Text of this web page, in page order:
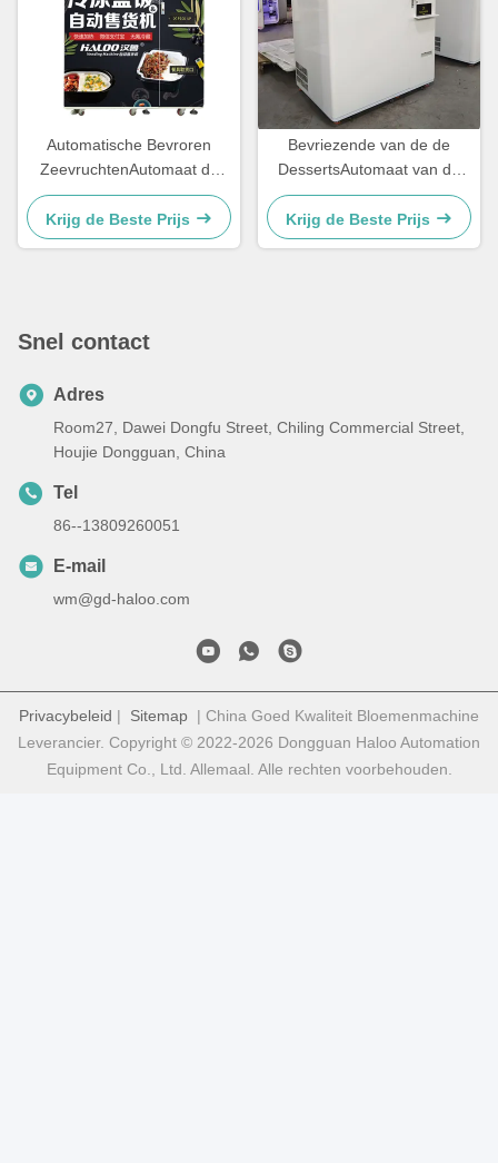
Automatische Bevroren
ZeevruchtenAutomaat de
DoosAutomaat van het
Visserijaas
Krijg de Beste Prijs
Bevriezende van de de
DessertsAutomaat van de
CakesAutomaat Bevroren
Bevroren de
KoekjesAutomaat
Krijg de Beste Prijs
Snel contact
Adres
Room27, Dawei Dongfu Street, Chiling Commercial Street,
Houjie Dongguan, China
Tel
86--13809260051
E-mail
wm@gd-haloo.com
Privacybeleid | Sitemap | China Goed Kwaliteit Bloemenmachine
Leverancier. Copyright © 2022-2026 Dongguan Haloo Automation
Equipment Co., Ltd. Allemaal. Alle rechten voorbehouden.